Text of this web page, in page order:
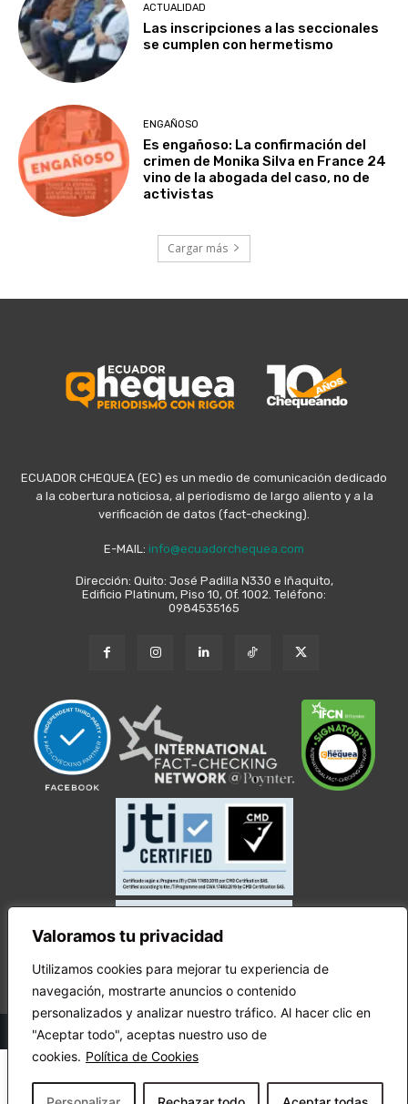
Valoramos tu privacidad
Utilizamos cookies para mejorar tu experiencia de
navegación, mostrarte anuncios o contenido
personalizados y analizar nuestro tráfico. Al hacer clic en
"Aceptar todo", aceptas nuestro uso de
cookies. Política de Cookies
ACTUALIDAD
Las inscripciones a las seccionales
se cumplen con hermetismo
ENGAÑOSO
Es engañoso: La confirmación del
crimen de Monika Silva en France 24
vino de la abogada del caso, no de
activistas
Cargar más
ECUADOR CHEQUEA (EC) es un medio de comunicación dedicado
a la cobertura noticiosa, al periodismo de largo aliento y a la
verificación de datos (fact-checking).
E-MAIL: info@ecuadorchequea.com
Dirección: Quito: José Padilla N330 e Iñaquito,
Edificio Platinum, Piso 10, Of. 1002. Teléfono:
0984535165
© Copyright Ecuador Chequea 2025.